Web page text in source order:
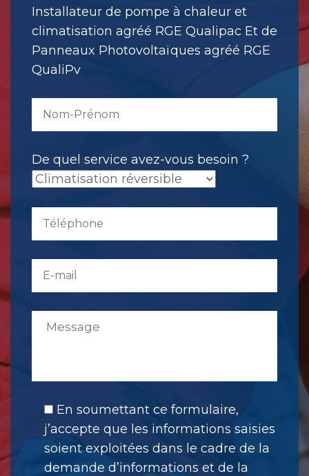
Il
a
été
envoyé.
Installateur de pompe à chaleur et
climatisation agréé RGE Qualipac Et de
Panneaux Photovoltaïques agréé RGE
QualiPv
De quel service avez-vous besoin ?
En soumettant ce formulaire,
j’accepte que les informations saisies
soient exploitées dans le cadre de la
demande d’informations et de la